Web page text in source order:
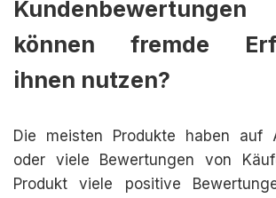
können fremde
ihnen nutzen?
Die meisten Produkte haben auf
oder viele Bewertungen von
Produkt viele positive